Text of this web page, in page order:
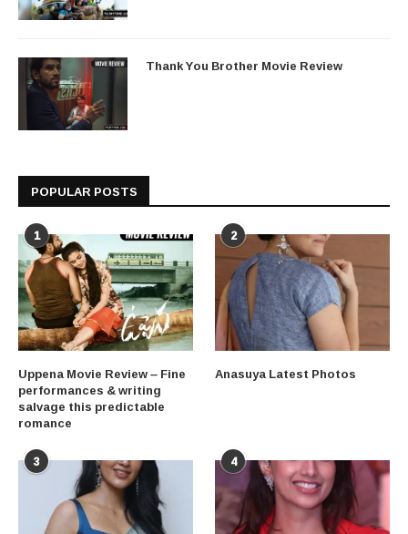
Thank You Brother Movie Review
POPULAR POSTS
1
Uppena Movie Review – Fine
performances & writing
salvage this predictable
romance
2
Anasuya Latest Photos
3 4